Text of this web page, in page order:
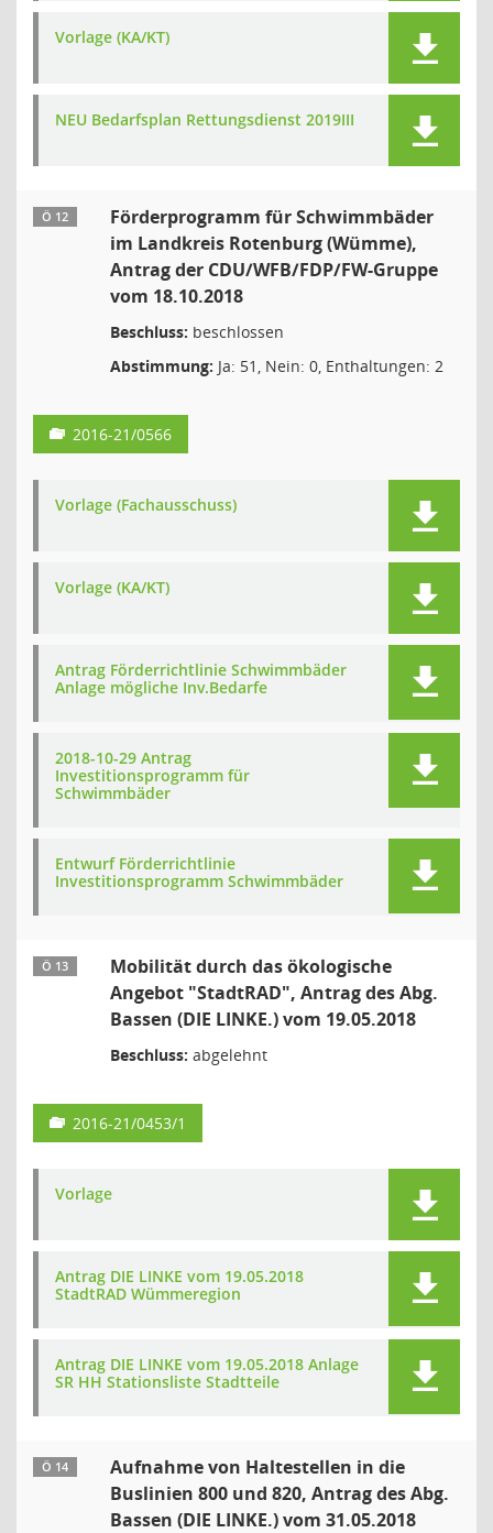
Vorlage (KA/KT)
NEU Bedarfsplan Rettungsdienst 2019III
Ö 12
Förderprogramm für Schwimmbäder
im Landkreis Rotenburg (Wümme),
Antrag der CDU/WFB/FDP/FW-Gruppe
vom 18.10.2018
Beschluss: beschlossen
Abstimmung: Ja: 51, Nein: 0, Enthaltungen: 2
2016-21/0566
Vorlage (Fachausschuss)
Vorlage (KA/KT)
Antrag Förderrichtlinie Schwimmbäder
Anlage mögliche Inv.Bedarfe
2018-10-29 Antrag
Investitionsprogramm für
Schwimmbäder
Entwurf Förderrichtlinie
Investitionsprogramm Schwimmbäder
Ö 13
Mobilität durch das ökologische
Angebot "StadtRAD", Antrag des Abg.
Bassen (DIE LINKE.) vom 19.05.2018
Beschluss: abgelehnt
2016-21/0453/1
Vorlage
Antrag DIE LINKE vom 19.05.2018
StadtRAD Wümmeregion
Antrag DIE LINKE vom 19.05.2018 Anlage
SR HH Stationsliste Stadtteile
Ö 14
Aufnahme von Haltestellen in die
Buslinien 800 und 820, Antrag des Abg.
Bassen (DIE LINKE.) vom 31.05.2018